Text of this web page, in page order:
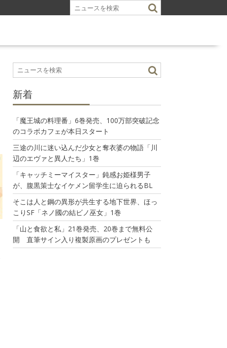
新着
「魔王城の料理番」6巻発売、100万部突破記念
のコラボカフェが本日スタート
三途の川に迷い込んだ少女と奪衣婆の物語「川
辺のエヴァと異人たち」1巻
「キャッチミーマイスター」鈍感お姫様男子
が、腹黒策士なイケメン留学生に迫られるBL
そこは人と鋼の異形が共生する地下世界、ほっ
こりSF「ネノ國の結ビノ巫女」1巻
「山と食欲と私」21巻発売、20巻まで無料公
開 直筆サイン入り複製原画のプレゼントも